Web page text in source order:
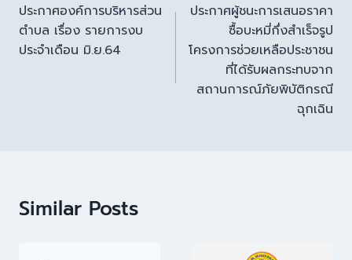
ประกาศองค์การบริหารส่วน
ตำบล เรื่อง รายการงบ
ประจำเดือน มิ.ย.64
ประกาศผู้ชนะการเสนอราคา
ซื้อบะหมี่กึ่งสำเร็จรูป
โครงการช่วยเหลือประชาชน
ที่ได้รับผลกระทบจาก
สถานการณ์ภัยพิบัติกรณี
ฉุกเฉิน
Similar Posts